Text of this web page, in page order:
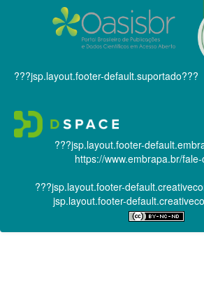
???jsp.layout.footer-default.suportado???
???jsp.layout.footer-
https://www.embrapa.br/
???jsp.layout.footer-
jsp.layout.footer-